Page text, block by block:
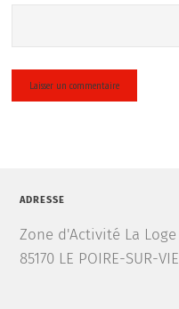
ADRESSE
Zone d'Activité La Loge
85170 LE POIRE-SUR-VIE